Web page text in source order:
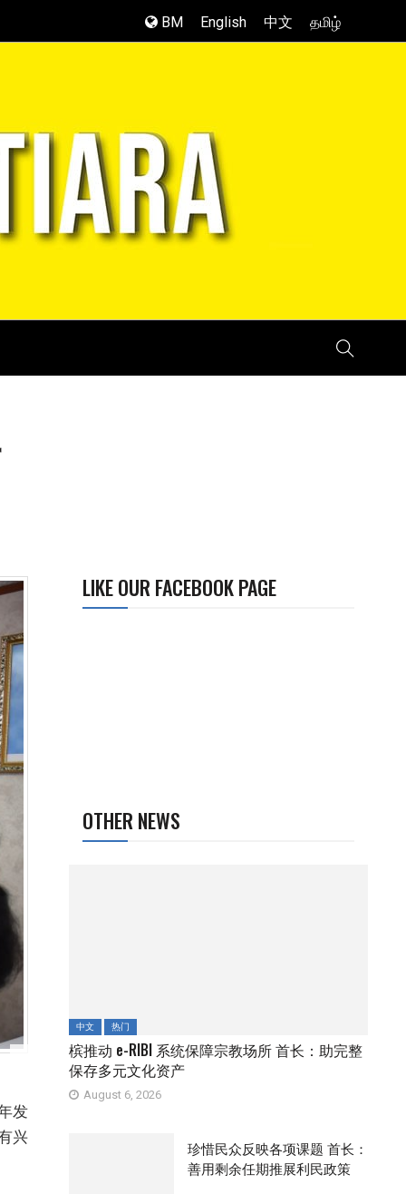
BM English 中文 தமிழ்
发
兴
LIKE OUR FACEBOOK PAGE
OTHER NEWS
中文 热门
槟推动 e-RIBI 系统保障宗教场所 首长：助完整
保存多元文化资产
August 6, 2026
珍惜民众反映各项课题 首长：
善用剩余任期推展利民政策